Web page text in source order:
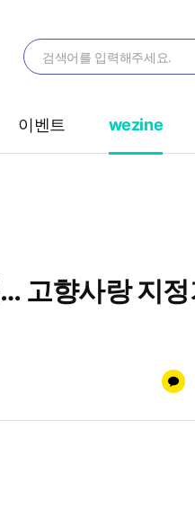
이벤트 wezine
고향사랑 지